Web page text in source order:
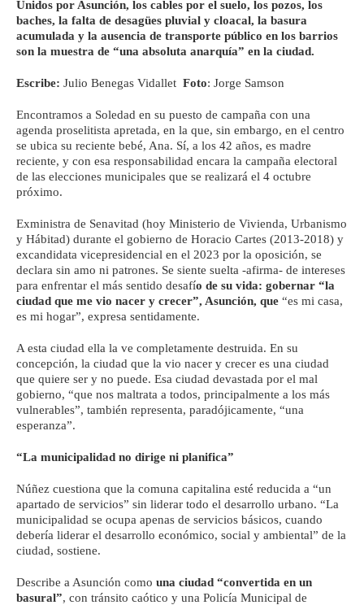
Unidos por Asunción, los cables por el suelo, los pozos, los
baches, la falta de desagües pluvial y cloacal, la basura
acumulada y la ausencia de transporte público en los barrios
son la muestra de “una absoluta anarquía” en la ciudad.
Escribe: Julio Benegas Vidallet Foto: Jorge Samson
Encontramos a Soledad en su puesto de campaña con una
agenda proselitista apretada, en la que, sin embargo, en el centro
se ubica su reciente bebé, Ana. Sí, a los 42 años, es madre
reciente, y con esa responsabilidad encara la campaña electoral
de las elecciones municipales que se realizará el 4 octubre
próximo.
Exministra de Senavitad (hoy Ministerio de Vivienda, Urbanismo
y Hábitad) durante el gobierno de Horacio Cartes (2013-2018) y
excandidata vicepresidencial en el 2023 por la oposición, se
declara sin amo ni patrones. Se siente suelta -afirma- de intereses
para enfrentar el más sentido desafío de su vida: gobernar “la
ciudad que me vio nacer y crecer”, Asunción, que “es mi casa,
es mi hogar”, expresa sentidamente.
A esta ciudad ella la ve completamente destruida. En su
concepción, la ciudad que la vio nacer y crecer es una ciudad
que quiere ser y no puede. Esa ciudad devastada por el mal
gobierno, “que nos maltrata a todos, principalmente a los más
vulnerables”, también representa, paradójicamente, “una
esperanza”.
“La municipalidad no dirige ni planifica”
Núñez cuestiona que la comuna capitalina esté reducida a “un
apartado de servicios” sin liderar todo el desarrollo urbano. “La
municipalidad se ocupa apenas de servicios básicos, cuando
debería liderar el desarrollo económico, social y ambiental” de la
ciudad, sostiene.
Describe a Asunción como una ciudad “convertida en un
basural”, con tránsito caótico y una Policía Municipal de